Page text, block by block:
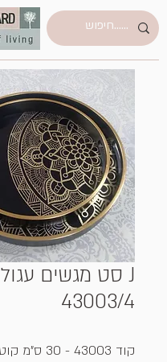
J סט מגשים עגול
43003/4
קוד 43003 - 30 ס"מ קוטר